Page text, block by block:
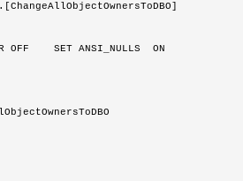
OFF    SET ANSI_NULLS  ON